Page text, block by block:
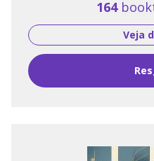
164
Veja